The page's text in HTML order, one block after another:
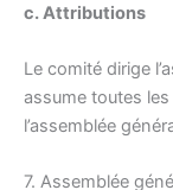
c. Attributions
Le comité dirige
assume toutes
l’assemblée
7. Assemblée